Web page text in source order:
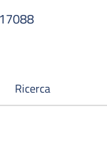
Ricerca